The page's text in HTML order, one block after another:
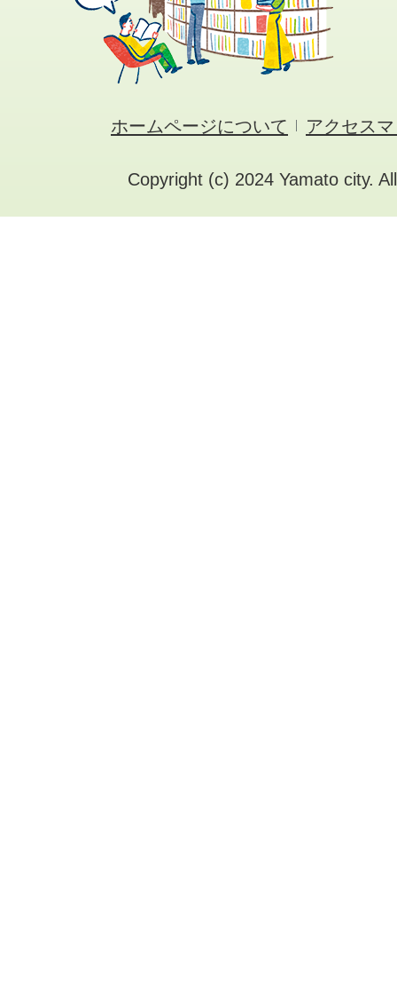
ホームページについて アクセス
Copyright (c) 2024 Yamato city.